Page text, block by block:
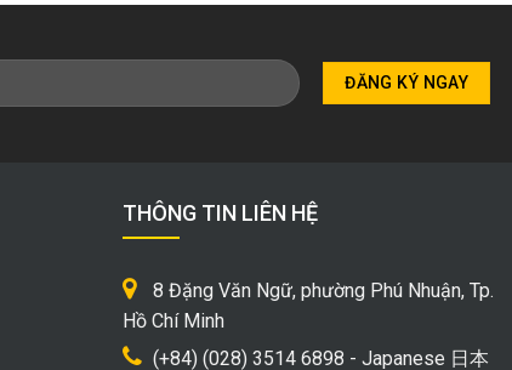
THÔNG TIN LIÊN HỆ
8 Đặng Văn Ngữ, phường Phú Nhuận, Tp.
Hồ Chí Minh
(+84) (028) 3514 6898 - Japanese 日本